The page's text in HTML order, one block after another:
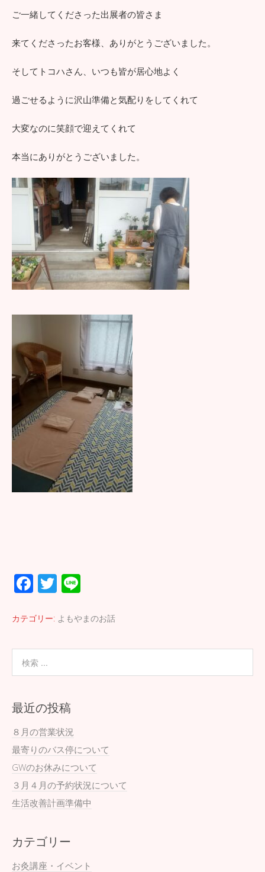
ご一緒してくださった出展者の皆さま
来てくださったお客様、ありがとうございました。
そしてトコハさん、いつも皆が居心地よく
過ごせるように沢山準備と気配りをしてくれて
大変なのに笑顔で迎えてくれて
本当にありがとうございました。
F
e
o
o
k
T
tt e
カテゴリー: よもやまのお話
最近の投稿
８月の営業状況
最寄りのバス停について
GWのお休みについて
３月４月の予約状況について
生活改善計画準備中
カテゴリー
お灸講座・イベント